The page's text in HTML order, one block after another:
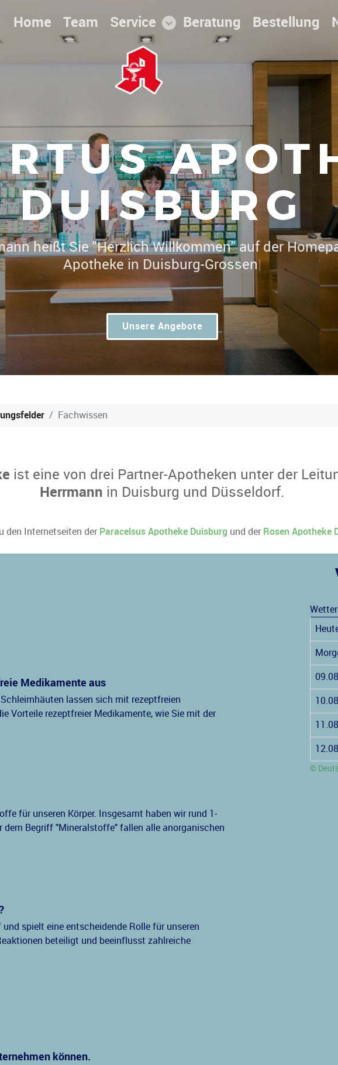
Home Team Service Beratung Bestellung
DUISBURG
Herrmann heißt Sie "Herzlich Willkommen" auf
Unsere Angebote
Fachwissen
ist eine von drei Partner-Apotheken unter der
Herrmann in Duisburg und Düsseldorf.
den Internetseiten der Paracelsus Apotheke Duisburg und der Rosen Apotheke
Medikamente aus
lassen sich mit rezeptfreien
Vorteile rezeptfreier Medikamente, wie Sie mit der
für unseren Körper. Insgesamt haben wir rund 1-
dem Begriff "Mineralstoffe" fallen alle anorganischen
spielt eine entscheidende Rolle für unseren
beteiligt und beeinflusst zahlreiche
können.
©